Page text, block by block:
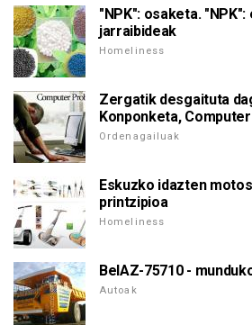
"NPK": osaketa.
jarraibideak
Homeliness
Zergatik desgaituta
Konponketa, Computer
Ordenagailuak
Eskuzko idazten
printzipioa
Homeliness
BelAZ-75710 -
Autoak